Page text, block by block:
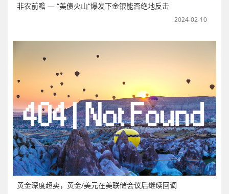
非农前瞻 — “美债火山“爆发下金银能否绝地反击
2024-02-10
黄金深度超卖，黄金/美元在美联储会议后继续回调